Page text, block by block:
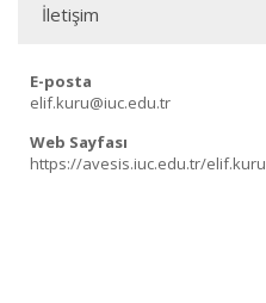
İletişim
E-posta
elif.kuru@iuc.edu.tr
Web Sayfası
https://avesis.iuc.edu.tr/elif.kuru